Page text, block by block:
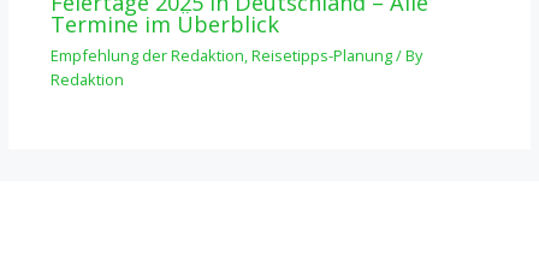
Termine im Überblick
Empfehlung der Redaktion,Reisetipps-Planung/ By
Redaktion